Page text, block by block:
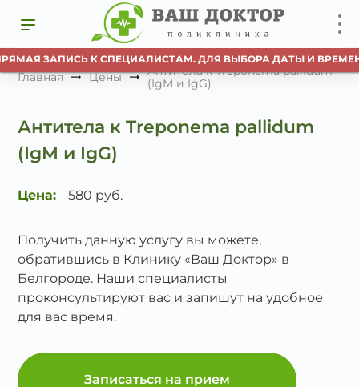
ЗАПИСЬ К СПЕЦИАЛИСТАМ. ДЛЯ ВЫБОРА ДАТЫ И
Главная Цены
Антитела к Treponema pallidum
(IgM и IgG)
Антитела к Treponema pallidum
(IgM и IgG)
Цена: 580 руб.
Получить данную услугу вы можете,
обратившись в Клинику «Ваш Доктор» в
Белгороде. Наши специалисты
проконсультируют вас и запишут на удобное
для вас время.
Записаться на прием